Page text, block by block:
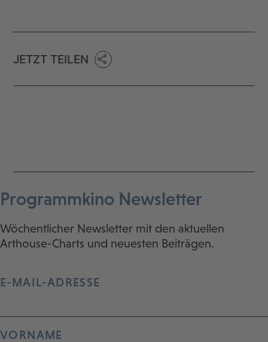
JETZT TEILEN
Programmkino Newsletter
Wöchentlicher Newsletter mit den aktuellen
Arthouse-Charts und neuesten Beiträgen.
E-MAIL-ADRESSE
VORNAME